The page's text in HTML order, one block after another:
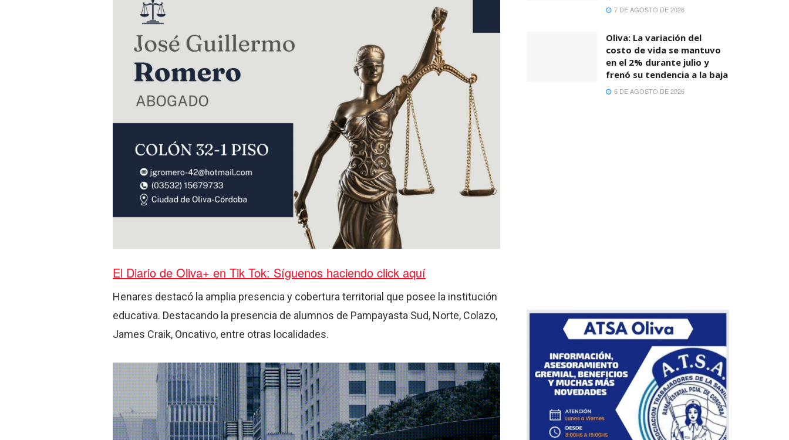
El Diario de Oliva+ en Tik Tok: Síguenos haciendo click aquí
Henares destacó la amplia presencia y cobertura territorial que posee la institución
educativa. Destacando la presencia de alumnos de Pampayasta Sud, Norte, Colazo,
James Craik, Oncativo, entre otras localidades.
7 DE AGOSTO DE 2026
Oliva: La variación del
costo de vida se mantuvo
en el 2% durante julio y
frenó su tendencia a la baja
6 DE AGOSTO DE 2026